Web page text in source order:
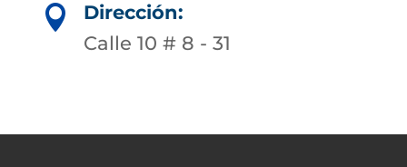

Dirección:
Calle 10 # 8 - 31